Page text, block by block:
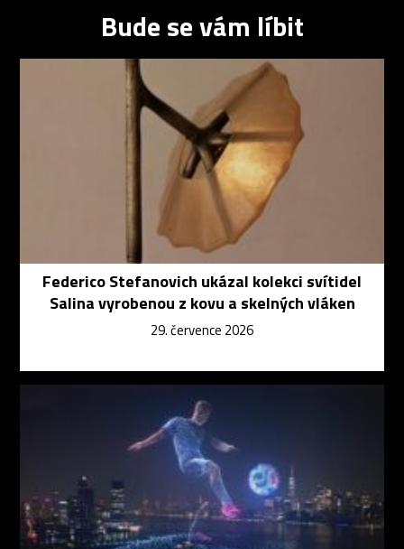
Bude se vám líbit
Federico Stefanovich ukázal kolekci svítidel
Salina vyrobenou z kovu a skelných vláken
29. července 2026